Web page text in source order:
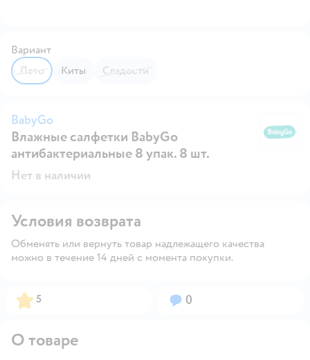
Вариант
Лето
Киты Сладости
BabyGo
Влажные салфетки BabyGo
антибактериальные 8 упак. 8 шт.
Нет в наличии
Условия возврата
Обменять или вернуть товар надлежащего качества
можно в течение 14 дней с момента покупки.
Рейтинг:
5 Вопросов:
0
О товаре